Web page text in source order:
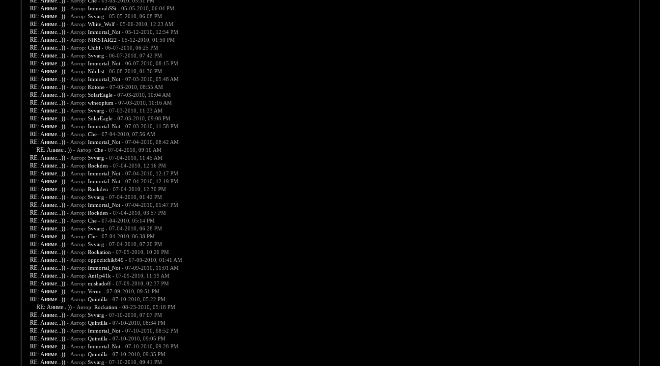
RE: Аниме...)) - Автор: ImmoraliSSt- 05-05-2010, 06:04 PM
RE: Аниме...)) - Автор: Svvarg - 05-05-2010, 06:08 PM
RE: Аниме...)) - Автор: White_Wolf- 05-06-2010, 12:23 AM
RE: Аниме...)) - Автор: Immortal_Not- 05-12-2010, 12:54 PM
RE: Аниме...)) - Автор: NIKSTAR22 - 05-12-2010, 01:50 PM
RE: Аниме...)) - Автор: Chibi - 06-07-2010, 06:25 PM
RE: Аниме...)) - Автор: Svvarg - 06-07-2010, 07:42 PM
RE: Аниме...)) - Автор: Immortal_Not- 06-07-2010, 08:15 PM
RE: Аниме...)) - Автор: Nihilist- 06-08-2010, 01:36 PM
RE: Аниме...)) - Автор: Immortal_Not- 07-03-2010, 05:48 AM
RE: Аниме...)) - Автор: Kotone- 07-03-2010, 08:55 AM
RE: Аниме...)) - Автор: SolarEagle- 07-03-2010, 10:04 AM
RE: Аниме...)) - Автор: wineopium - 07-03-2010, 10:16 AM
RE: Аниме...)) - Автор: Svvarg - 07-03-2010, 11:33 AM
RE: Аниме...)) - Автор: SolarEagle- 07-03-2010, 09:08 PM
RE: Аниме...)) - Автор: Immortal_Not- 07-03-2010, 11:58 PM
RE: Аниме...)) - Автор: Che- 07-04-2010, 07:56 AM
RE: Аниме...)) - Автор: Immortal_Not- 07-04-2010, 08:42 AM
RE: Аниме...)) - Автор: Che- 07-04-2010, 09:10 AM
RE: Аниме...)) - Автор: Svvarg - 07-04-2010, 11:45 AM
RE: Аниме...)) - Автор: Rockden - 07-04-2010, 12:16 PM
RE: Аниме...)) - Автор: Immortal_Not- 07-04-2010, 12:17 PM
RE: Аниме...)) - Автор: Immortal_Not- 07-04-2010, 12:19 PM
RE: Аниме...)) - Автор: Rockden - 07-04-2010, 12:30 PM
RE: Аниме...)) - Автор: Svvarg - 07-04-2010, 01:42 PM
RE: Аниме...)) - Автор: Immortal_Not- 07-04-2010, 01:47 PM
RE: Аниме...)) - Автор: Rockden - 07-04-2010, 03:57 PM
RE: Аниме...)) - Автор: Che- 07-04-2010, 05:14 PM
RE: Аниме...)) - Автор: Svvarg - 07-04-2010, 06:28 PM
RE: Аниме...)) - Автор: Che- 07-04-2010, 06:38 PM
RE: Аниме...)) - Автор: Svvarg - 07-04-2010, 07:20 PM
RE: Аниме...)) - Автор: Rockation - 07-05-2010, 10:20 PM
RE: Аниме...)) - Автор: oppozitchik649 - 07-09-2010, 01:41 AM
RE: Аниме...)) - Автор: Immortal_Not- 07-09-2010, 11:01 AM
RE: Аниме...)) - Автор: Ant1p41k - 07-09-2010, 11:19 AM
RE: Аниме...)) - Автор: mishadoff- 07-09-2010, 02:37 PM
RE: Аниме...)) - Автор: Verno - 07-09-2010, 09:51 PM
RE: Аниме...)) - Автор: Quintilla- 07-10-2010, 05:22 PM
RE: Аниме...)) - Автор: Rockation - 08-23-2010, 05:18 PM
RE: Аниме...)) - Автор: Svvarg - 07-10-2010, 07:07 PM
RE: Аниме...)) - Автор: Quintilla- 07-10-2010, 08:34 PM
RE: Аниме...)) - Автор: Immortal_Not- 07-10-2010, 08:52 PM
RE: Аниме...)) - Автор: Quintilla- 07-10-2010, 09:05 PM
RE: Аниме...)) - Автор: Immortal_Not- 07-10-2010, 09:28 PM
RE: Аниме...)) - Автор: Quintilla- 07-10-2010, 09:35 PM
RE: Аниме...)) - Автор: Svvarg - 07-10-2010, 09:41 PM